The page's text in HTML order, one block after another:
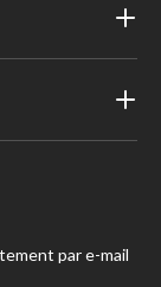
par e-mail